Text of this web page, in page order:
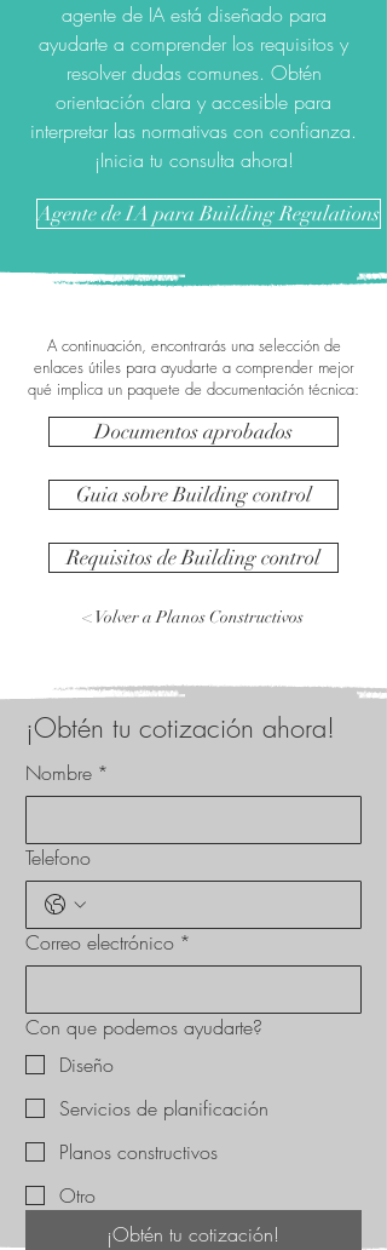
agente de IA está diseñado para
ayudarte a comprender los requisitos y
resolver dudas comunes. Obtén
orientación clara y accesible para
interpretar las normativas con confianza.
¡Inicia tu consulta ahora!
Agente de IA para Building Regulations
A continuación, encontrarás una selección de
enlaces útiles para ayudarte a comprender mejor
qué implica un paquete de documentación técnica:
Documentos aprobados
Guia sobre Building control
Requisitos de Building control
< Volver a Planos Constructivos
¡Obtén tu cotización ahora!
Nombre *
Telefono
Correo electrónico *
Con que podemos ayudarte?
Diseño
Servicios de planificación
Planos constructivos
Otro
¡Obtén tu cotización!